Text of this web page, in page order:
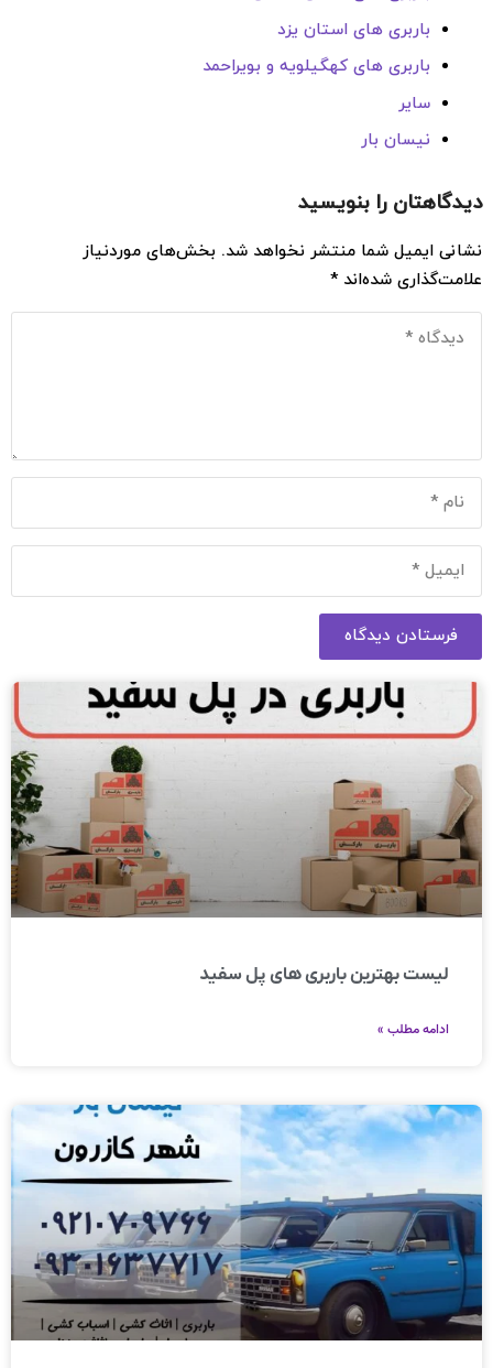
باربری های استان یزد
باربری های کهگیلویه و بویراحمد
سایر
نیسان بار
دیدگاهتان را بنویسید
نشانی ایمیل شما منتشر نخواهد شد. بخش‌های موردنیاز
علامت‌گذاری شده‌اند*
فرستادن دیدگاه
لیست بهترین باربری های پل سفید
ادامه مطلب »